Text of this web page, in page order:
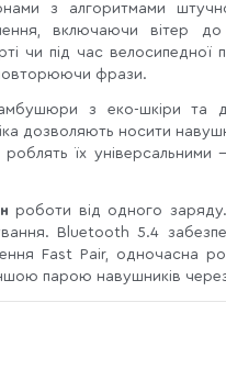
з алгоритмами
включаючи вітер
чи під час велосипедної
повторюючи фрази.
з еко-шкіри та
дозволяють носити
роблять їх
роботи від одного
Bluetooth 5.4
Fast Pair, одночасна
парою навушників